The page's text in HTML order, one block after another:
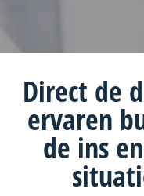
Direct de
ervaren
de ins